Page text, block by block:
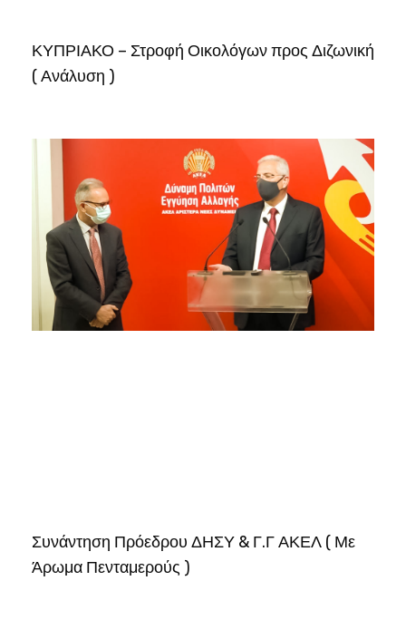
ΚΥΠΡΙΑΚΟ – Στροφή Οικολόγων προς Διζωνική
( Ανάλυση )
Συνάντηση Πρόεδρου ΔΗΣΥ & Γ.Γ ΑΚΕΛ ( Με
Άρωμα Πενταμερούς )